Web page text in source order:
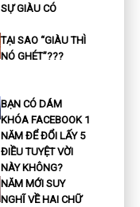
SỰ GIÀU CÓ
TẠI SAO “GIÀU THÌ
NÓ GHÉT”???
BẠN CÓ DÁM
KHÓA FACEBOOK 1
NĂM ĐỂ ĐỔI LẤY 5
ĐIỀU TUYỆT VỜI
NÀY KHÔNG?
NĂM MỚI SUY
NGHĨ VỀ HAI CHỮ